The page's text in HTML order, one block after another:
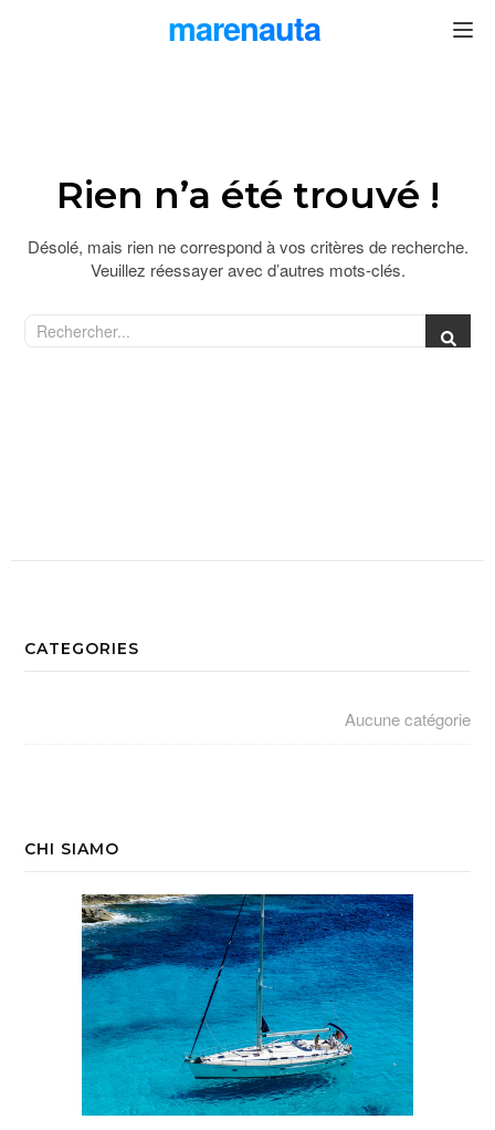
marenauta
Rien n’a été trouvé !
Désolé, mais rien ne correspond à vos critères de recherche.
Veuillez réessayer avec d’autres mots-clés.
CATEGORIES
Aucune catégorie
CHI SIAMO